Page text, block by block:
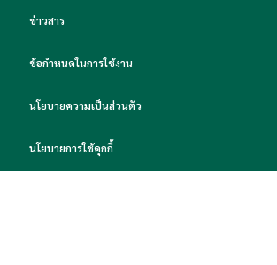
ข่าวสาร
ข้อกำหนดในการใช้งาน
นโยบายความเป็นส่วนตัว
นโยบายการใช้คุกกี้